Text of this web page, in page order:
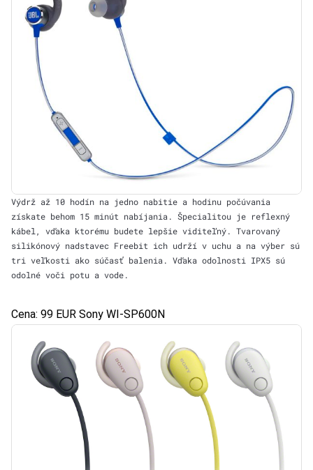
Výdrž až 10 hodín na jedno nabitie a hodinu počúvania
získate behom 15 minút nabíjania. Špecialitou je reflexný
kábel, vďaka ktorému budete lepšie viditeľný. Tvarovaný
silikónový nadstavec Freebit ich udrží v uchu a na výber sú
tri veľkosti ako súčasť balenia. Vďaka odolnosti IPX5 sú
odolné voči potu a vode.
Cena: 99 EUR Sony WI-SP600N